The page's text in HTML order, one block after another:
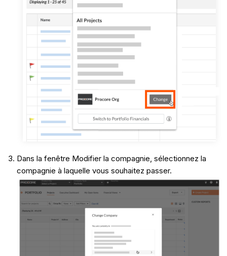
Dans la fenêtre Modifier la compagnie, sélectionnez la
compagnie à laquelle vous souhaitez passer.